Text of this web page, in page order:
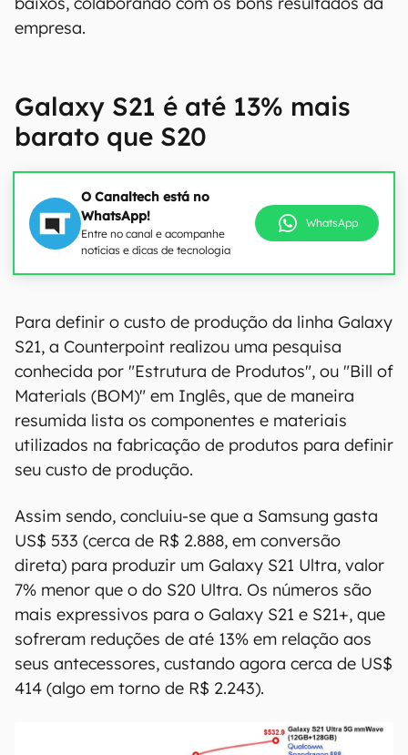
empresa.
Galaxy S21 é até 13% mais
barato que S20
O Canaltech está no
WhatsApp!
Entre no canal e acompanhe
notícias e dicas de tecnologia
WhatsApp
Para definir o custo de produção da linha Galaxy
S21, a Counterpoint realizou uma pesquisa
conhecida por "Estrutura de Produtos", ou "Bill of
Materials (BOM)" em Inglês, que de maneira
resumida lista os componentes e materiais
utilizados na fabricação de produtos para definir
seu custo de produção.
Assim sendo, concluiu-se que a Samsung gasta